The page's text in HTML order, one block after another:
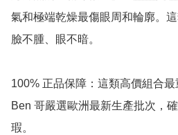
氣和極端乾燥最傷眼周和輪廓。
臉不腫、眼不暗。
100% 正品保障：這類高價組合最
Ben 哥嚴選歐洲最新生產批次，
瑕。